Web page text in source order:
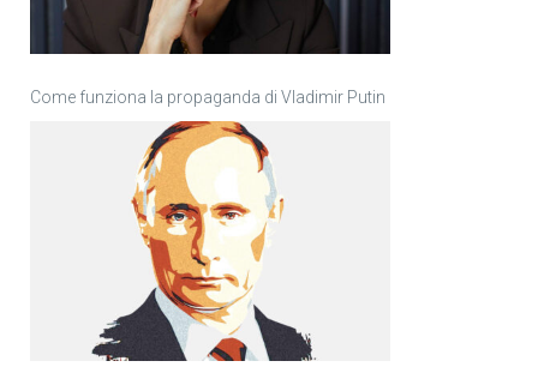
Come funziona la propaganda di Vladimir Putin